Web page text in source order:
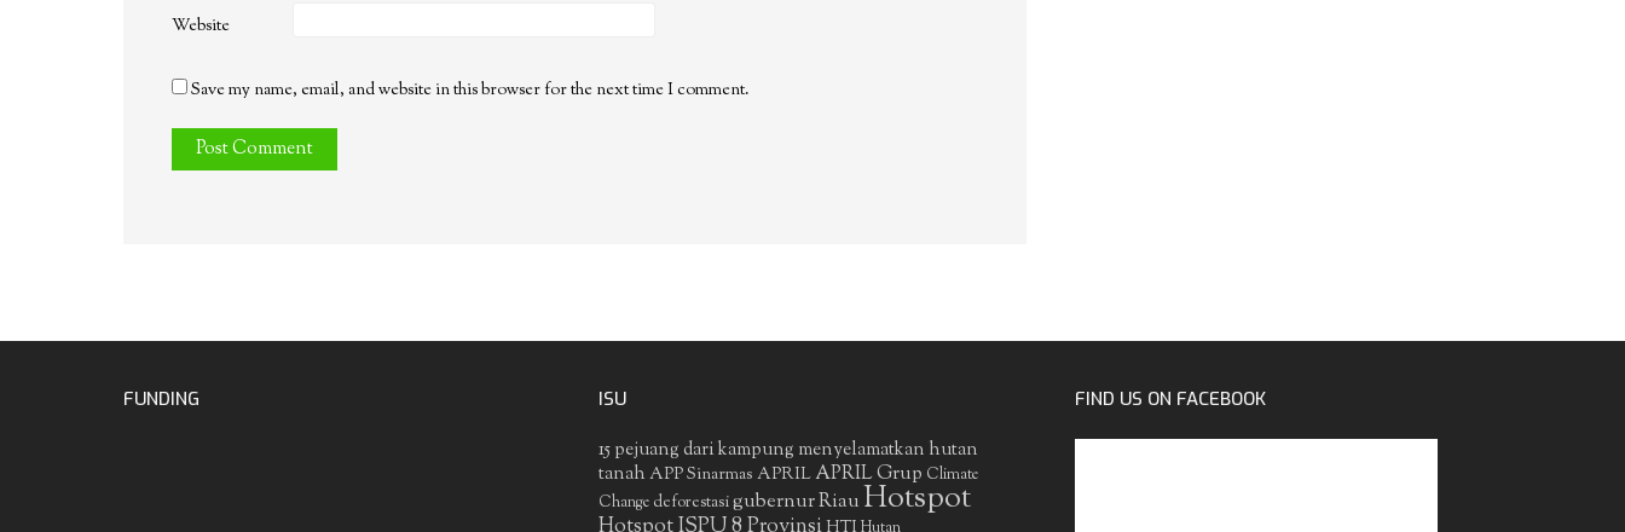
Website
Save my name, email, and website in this browser for the next time I comment.
FUNDING ISU
15 pejuang dari kampung menyelamatkan hutan
tanah APP Sinarmas APRIL APRIL Grup Climate
Change deforestasigubernur RiauHotspot
FIND US ON FACEBOOK